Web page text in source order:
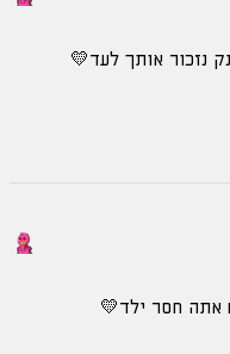
נזכור אותך לעד💛
אתה חסר ילד💛